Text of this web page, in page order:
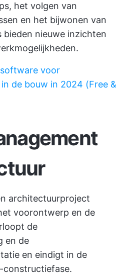
het volgen van
en het bijwonen van
nieuwe inzichten
voor
de bouw in 2024 (Free &
architectuurproject
voorontwerp en de
de
en de
en eindigt in de